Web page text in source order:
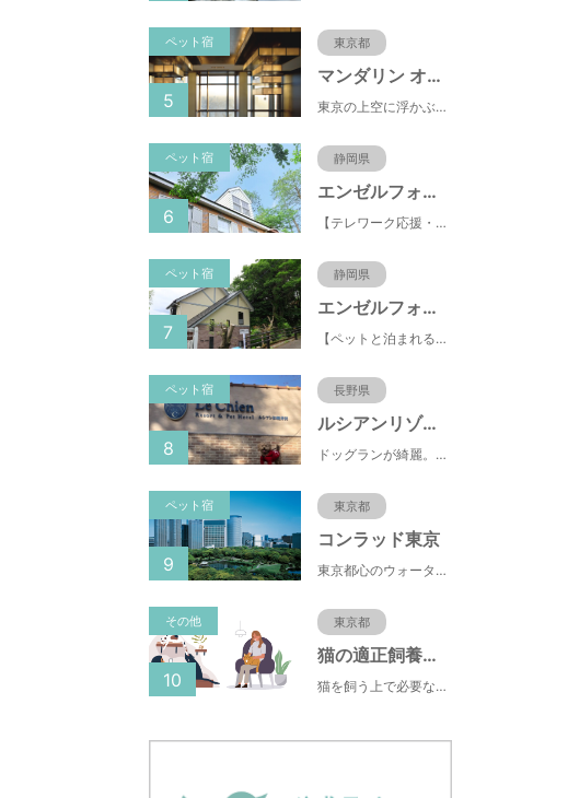
ペット宿 東京都
マンダリン オリエンタル 東京
東京の上空に浮かぶマンダリン オリエンタル 東京は、眼下にすばらしい風景が広がるラグジュアリーな5つ星ホテルです。凜とした風格ある佇まいと和モダンのスタイルに、最新鋭のテクノロジー、定評あるスパ、驚きと感動に満ちた食体験、卓越したサービスを融合させ、真心を込めてお客さまをおもてなしいたします。
5
ペット宿 静岡県
エンゼルフォレスト伊豆スカイライン
【テレワーク応援・ペットと泊まれる】ゴルフ場隣接のまるごと貸切別荘（自炊OK）
6
ペット宿 静岡県
エンゼルフォレスト伊豆高原(赤沢望洋台)
【ペットと泊まれる】源泉かけ流し温泉付の1棟貸切別荘（自炊OK）全別荘内装リフォーム済み♪
7
ペット宿 長野県
ルシアンリゾート旧軽井沢
ドッグランが綺麗。おもちゃが多くある。有料のドッグランなので、お客さんの質が良い。ドッグラン以外にも楽しめる場所が多い。
8
ペット宿 東京都
コンラッド東京
東京都心のウォーターフロントに位置し、都内全域へのアクセスへも便利なコンラッド東京は、銀座や新橋へ徒歩圏内、明治神宮や浅草、六本木などの観光・ショッピングエリアにもアクセス至便。また、東京駅まで10分、羽田空港まで25分、丸の内などの主要ビジネス街へのアクセスにも優れ、ビジネスにも最適のロケーションです。
9
その他 東京都
猫の適正飼養クイズ
猫を飼う上で必要な責任やマナー、健康管理について学ぶことができます。
10